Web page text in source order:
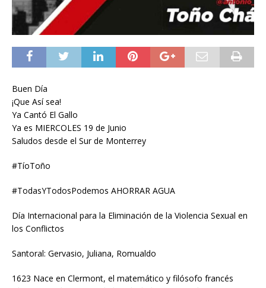
Buen Día
¡Que Así sea!
Ya Cantó El Gallo
Ya es MIERCOLES 19 de Junio
Saludos desde el Sur de Monterrey
#TíoToño
#TodasYTodosPodemos AHORRAR AGUA
Día Internacional para la Eliminación de la Violencia Sexual en
los Conflictos
Santoral: Gervasio, Juliana, Romualdo
1623 Nace en Clermont, el matemático y filósofo francés